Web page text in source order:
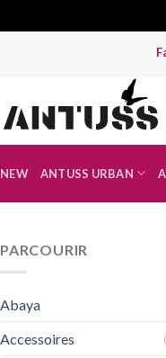
Faites-
NEW ANTUSS URBAN
PARCOURIR
Abaya
Accessoires